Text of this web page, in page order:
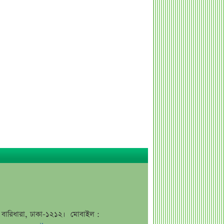
আগস্ট লেনদেনের শীর্ষ ১০ শেয়ার
ঢাকা-১২১২। মোবাইল :